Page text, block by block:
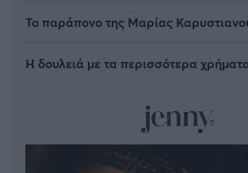
Το παράπονο της Μαρίας
Η δουλειά με τα περισσότερα